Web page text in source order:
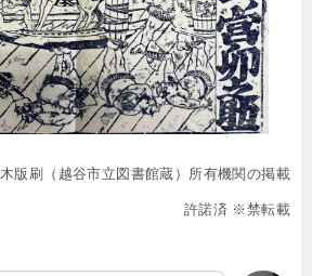
版刷（越谷市立図書館蔵）所有機関の掲載
許諾済 ※禁転載